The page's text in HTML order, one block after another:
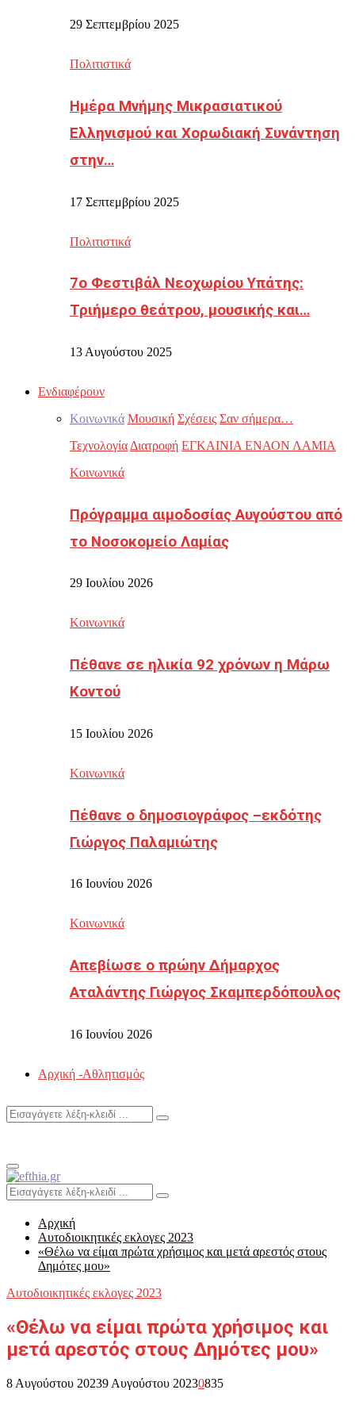
29 Σεπτεμβρίου 2025
Πολιτιστικά
Ημέρα Μνήμης Μικρασιατικού
Ελληνισμού και Χορωδιακή Συνάντηση
στην…
17 Σεπτεμβρίου 2025
Πολιτιστικά
7ο Φεστιβάλ Νεοχωρίου Υπάτης:
Τριήμερο θεάτρου, μουσικής και…
13 Αυγούστου 2025
Ενδιαφέρουν
Κοινωνικά Μουσική Σχέσεις Σαν σήμερα…
Τεχνολογία Διατροφή ΕΓΚΑΙΝΙΑ ΕΝΑΟΝ ΛΑΜΙΑ
Κοινωνικά
Πρόγραμμα αιμοδοσίας Αυγούστου από
το Νοσοκομείο Λαμίας
29 Ιουλίου 2026
Κοινωνικά
Πέθανε σε ηλικία 92 χρόνων η Μάρω
Κοντού
15 Ιουλίου 2026
Κοινωνικά
Πέθανε ο δημοσιογράφος –εκδότης
Γιώργος Παλαμιώτης
16 Ιουνίου 2026
Κοινωνικά
Απεβίωσε ο πρώην Δήμαρχος
Αταλάντης Γιώργος Σκαμπερδόπουλος
16 Ιουνίου 2026
Αρχική -Αθλητισμός
Search
Search
Primary
Menu
Search
for:
Search
Αρχική
Αυτοδιοικητικές εκλογες 2023
«Θέλω να είμαι πρώτα χρήσιμος και μετά αρεστός στους
Δημότες μου»
Αυτοδιοικητικές εκλογες 2023
«Θέλω να είμαι πρώτα χρήσιμος και
μετά αρεστός στους Δημότες μου»
8 Αυγούστου 20239 Αυγούστου 20230835